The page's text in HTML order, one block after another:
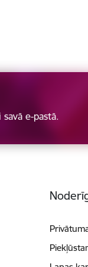
e-pastā.